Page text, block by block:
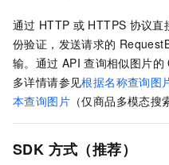
通过 HTTP 或 HTTPS 协议直
份验证，发送请求的
输。通过 API 查询相似图片的
多详情请参见根据名称查询图
本查询图片 （仅商品多模态搜
SDK 方式（推荐）